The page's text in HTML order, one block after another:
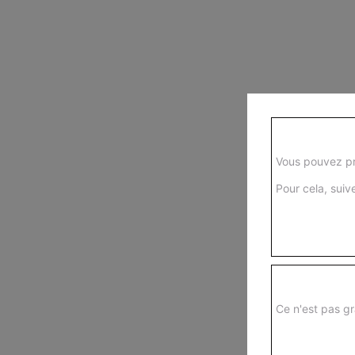
Vous pouvez
Pour cela,
Ce n'est pas